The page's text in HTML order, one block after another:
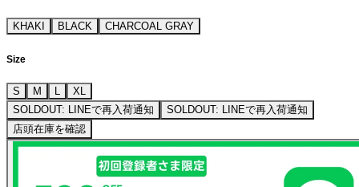
KHAKI BLACK CHARCOAL GRAY
Size
S M L
XL
SOLDOUT: LINEで再入荷通知
SOLDOUT: LINEで再入荷通知
店頭在庫を確認